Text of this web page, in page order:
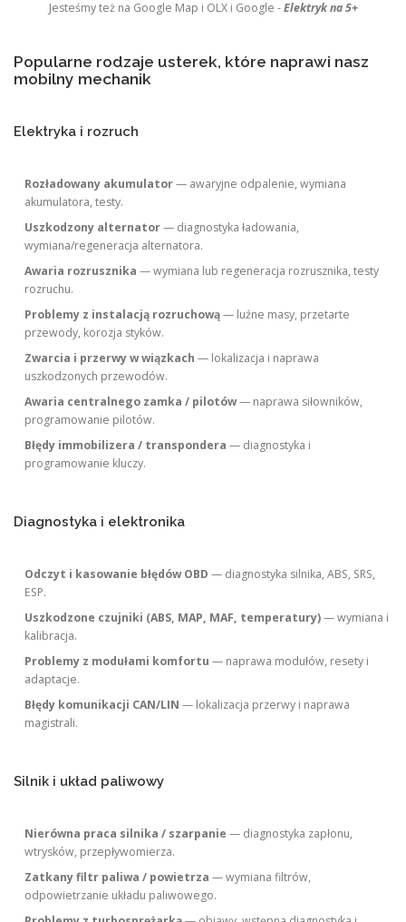
Jesteśmy też na Google Map i OLX i Google -Elektryk na 5+
Popularne rodzaje usterek, które naprawi nasz
mobilny mechanik
Elektryka i rozruch
Rozładowany akumulator— awaryjne odpalenie, wymiana
akumulatora, testy.
Uszkodzony alternator— diagnostyka ładowania,
wymiana/regeneracja alternatora.
Awaria rozrusznika — wymiana lub regeneracja rozrusznika, testy
rozruchu.
Problemy z instalacją rozruchową— luźne masy, przetarte
przewody, korozja styków.
Zwarcia i przerwy w wiązkach — lokalizacja i naprawa
uszkodzonych przewodów.
Awaria centralnego zamka / pilotów— naprawa siłowników,
programowanie pilotów.
Błędy immobilizera / transpondera — diagnostyka i
programowanie kluczy.
Diagnostyka i elektronika
Odczyt i kasowanie błędów OBD — diagnostyka silnika, ABS, SRS,
ESP.
Uszkodzone czujniki (ABS, MAP, MAF, temperatury)— wymiana i
kalibracja.
Problemy z modułami komfortu — naprawa modułów, resety i
adaptacje.
Błędy komunikacji CAN/LIN — lokalizacja przerwy i naprawa
magistrali.
Silnik i układ paliwowy
Nierówna praca silnika / szarpanie — diagnostyka zapłonu,
wtrysków, przepływomierza.
Zatkany filtr paliwa / powietrza — wymiana filtrów,
odpowietrzanie układu paliwowego.